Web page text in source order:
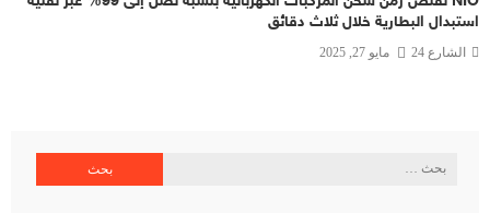
استبدال البطارية خلال ثلاث دقائق
الشارع 24 مايو 27, 2025
البحث